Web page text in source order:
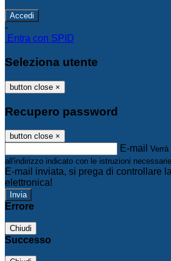
-
Entra con SPID
Seleziona utente
button close ×
Recupero password
button close ×
E-mail
all'indirizzo indicato con le istruzioni
E-mail inviata, si prega di controllare
elettronica!
Errore
Chiudi
Successo